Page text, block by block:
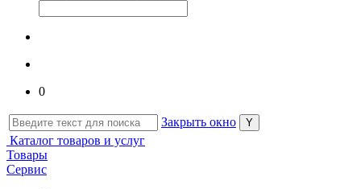
0
Закрыть окно
Каталог товаров и услуг
Товары
Сервис